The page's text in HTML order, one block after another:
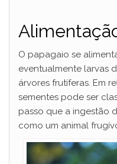
O papagaio se
eventualmente larvas
árvores frutíferas. Em
sementes pode ser
passo que a ingestão
como um animal